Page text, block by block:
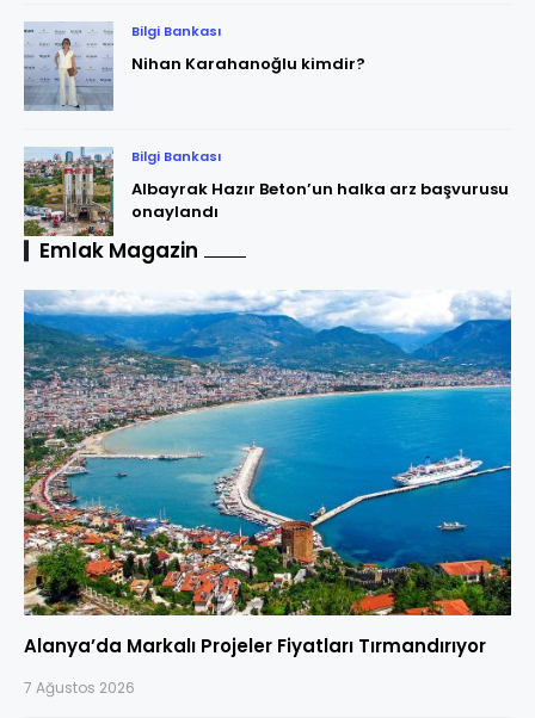
Bilgi Bankası
Nihan Karahanoğlu kimdir?
Bilgi Bankası
Albayrak Hazır Beton’un halka arz başvurusu
onaylandı
Emlak Magazin
Alanya’da Markalı Projeler Fiyatları Tırmandırıyor
7 Ağustos 2026